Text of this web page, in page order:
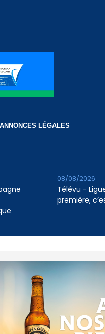
ANNONCES LÉGALES
Télévu -
première,
08/08/2026